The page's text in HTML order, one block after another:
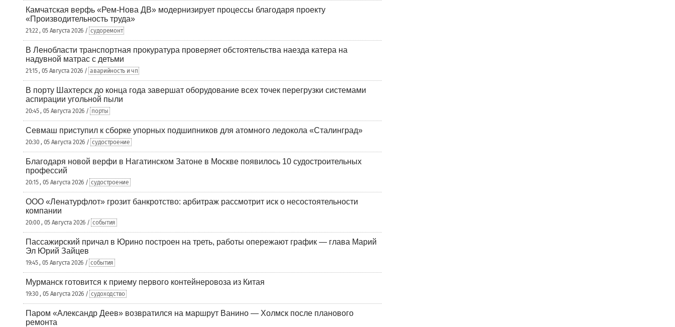
Камчатская верфь «Рем-Нова ДВ» модернизирует процессы благодаря проекту
«Производительность труда»
21:22 , 05 Августа 2026 / судоремонт
В Ленобласти транспортная прокуратура проверяет обстоятельства наезда катера на
надувной матрас с детьми
21:15 , 05 Августа 2026 / аварийность и чп
В порту Шахтерск до конца года завершат оборудование всех точек перегрузки системами
аспирации угольной пыли
20:45 , 05 Августа 2026 / порты
Севмаш приступил к сборке упорных подшипников для атомного ледокола «Сталинград»
20:30 , 05 Августа 2026 / судостроение
Благодаря новой верфи в Нагатинском Затоне в Москве появилось 10 судостроительных
профессий
20:15 , 05 Августа 2026 / судостроение
ООО «Ленатурфлот» грозит банкротство: арбитраж рассмотрит иск о несостоятельности
компании
20:00 , 05 Августа 2026 / события
Пассажирский причал в Юрино построен на треть, работы опережают график — глава Марий
Эл Юрий Зайцев
19:45 , 05 Августа 2026 / события
Мурманск готовится к приему первого контейнеровоза из Китая
19:30 , 05 Августа 2026 / судоходство
Паром «Александр Деев» возвратился на маршрут Ванино — Холмск после планового
ремонта